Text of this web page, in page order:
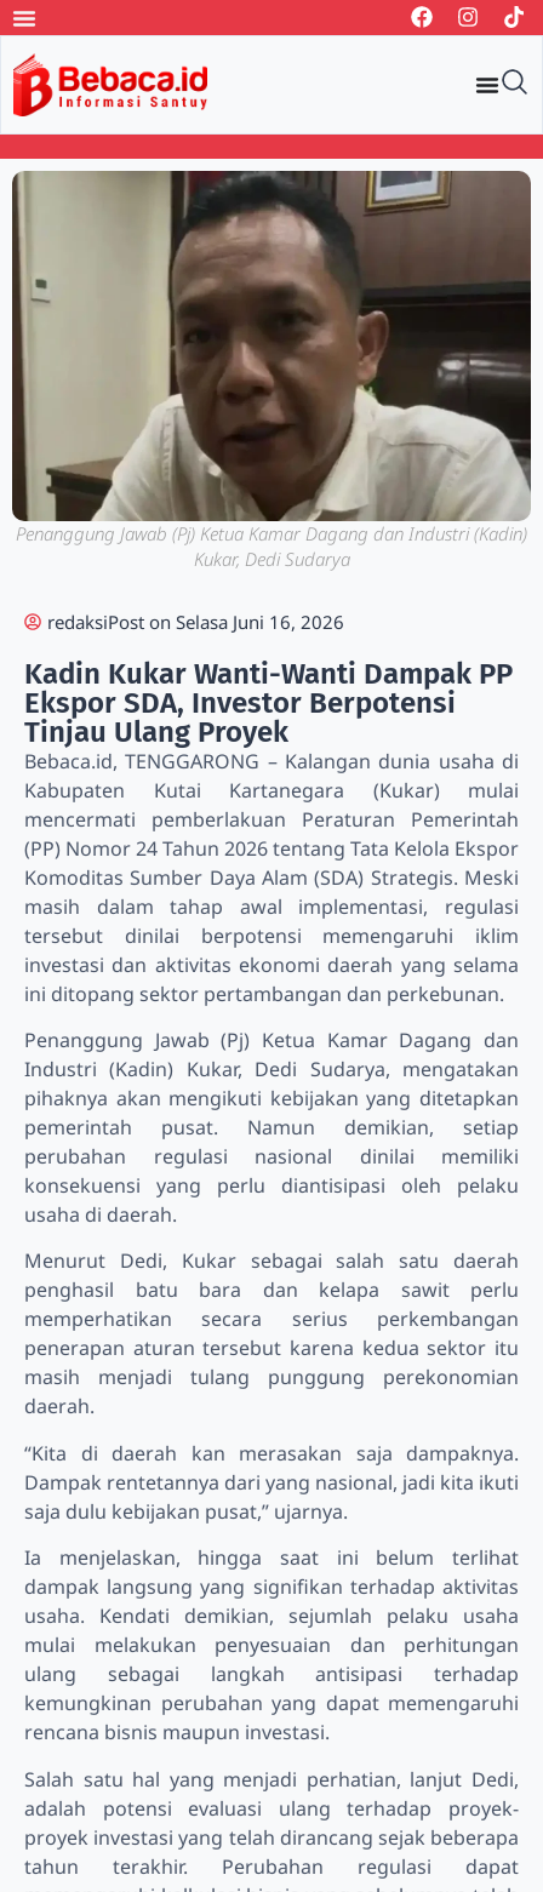
Penanggung Jawab (Pj) Ketua Kamar Dagang dan Industri (Kadin)
Kukar, Dedi Sudarya
redaksiPost on Selasa Juni 16, 2026
Kadin Kukar Wanti-Wanti Dampak PP
Ekspor SDA, Investor Berpotensi
Tinjau Ulang Proyek
Bebaca.id, TENGGARONG – Kalangan dunia usaha di
Kabupaten Kutai Kartanegara (Kukar) mulai
mencermati pemberlakuan Peraturan Pemerintah
(PP) Nomor 24 Tahun 2026 tentang Tata Kelola Ekspor
Komoditas Sumber Daya Alam (SDA) Strategis. Meski
masih dalam tahap awal implementasi, regulasi
tersebut dinilai berpotensi memengaruhi iklim
investasi dan aktivitas ekonomi daerah yang selama
ini ditopang sektor pertambangan dan perkebunan.
Penanggung Jawab (Pj) Ketua Kamar Dagang dan
Industri (Kadin) Kukar, Dedi Sudarya, mengatakan
pihaknya akan mengikuti kebijakan yang ditetapkan
pemerintah pusat. Namun demikian, setiap
perubahan regulasi nasional dinilai memiliki
konsekuensi yang perlu diantisipasi oleh pelaku
usaha di daerah.
Menurut Dedi, Kukar sebagai salah satu daerah
penghasil batu bara dan kelapa sawit perlu
memperhatikan secara serius perkembangan
penerapan aturan tersebut karena kedua sektor itu
masih menjadi tulang punggung perekonomian
daerah.
“Kita di daerah kan merasakan saja dampaknya.
Dampak rentetannya dari yang nasional, jadi kita ikuti
saja dulu kebijakan pusat,” ujarnya.
Ia menjelaskan, hingga saat ini belum terlihat
dampak langsung yang signifikan terhadap aktivitas
usaha. Kendati demikian, sejumlah pelaku usaha
mulai melakukan penyesuaian dan perhitungan
ulang sebagai langkah antisipasi terhadap
kemungkinan perubahan yang dapat memengaruhi
rencana bisnis maupun investasi.
Salah satu hal yang menjadi perhatian, lanjut Dedi,
adalah potensi evaluasi ulang terhadap proyek-
proyek investasi yang telah dirancang sejak beberapa
tahun terakhir. Perubahan regulasi dapat